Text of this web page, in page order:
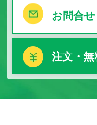
お問合せ
注文・無